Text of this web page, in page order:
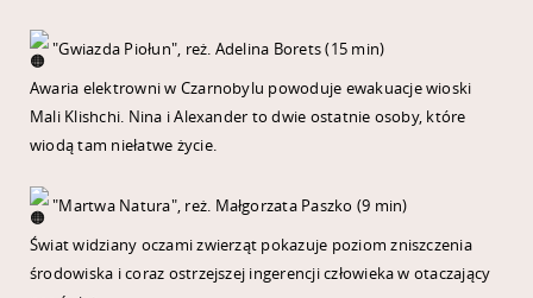
"Gwiazda Piołun", reż. Adelina Borets (15 min)
Awaria elektrowni w Czarnobylu powoduje ewakuacje wioski
Mali Klishchi. Nina i Alexander to dwie ostatnie osoby, które
wiodą tam niełatwe życie.
"Martwa Natura", reż. Małgorzata Paszko (9 min)
Świat widziany oczami zwierząt pokazuje poziom zniszczenia
środowiska i coraz ostrzejszej ingerencji człowieka w otaczający